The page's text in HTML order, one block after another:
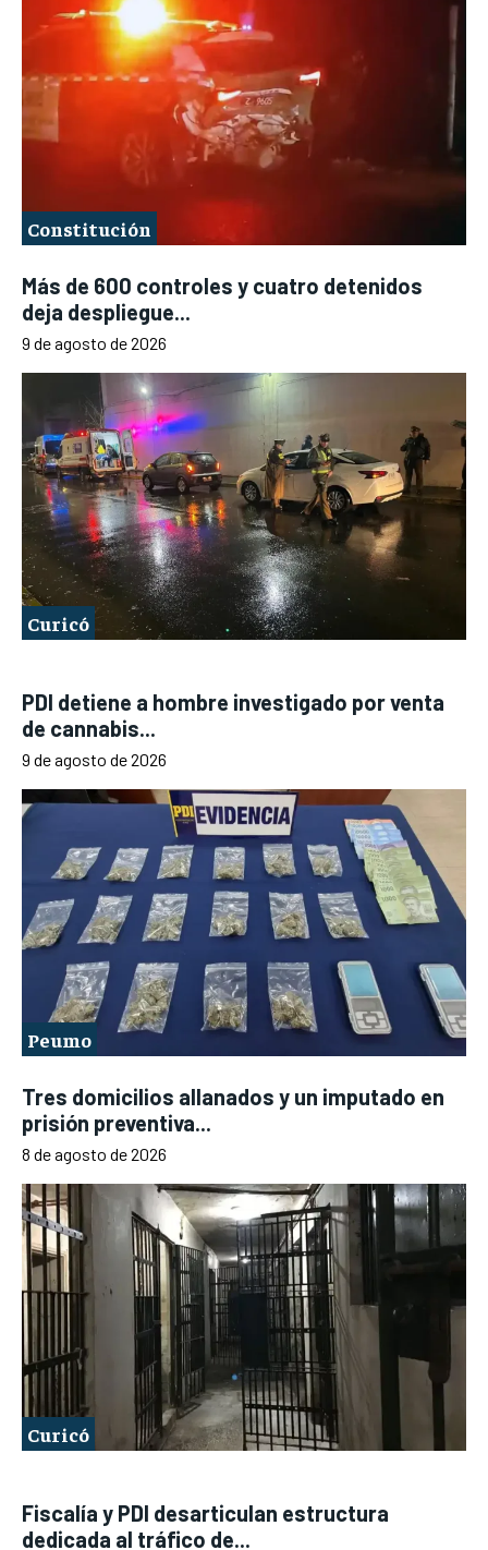
Constitución
Más de 600 controles y cuatro detenidos
deja despliegue...
9 de agosto de 2026
Curicó
PDI detiene a hombre investigado por venta
de cannabis...
9 de agosto de 2026
Peumo
Tres domicilios allanados y un imputado en
prisión preventiva...
8 de agosto de 2026
Curicó
Fiscalía y PDI desarticulan estructura
dedicada al tráfico de...